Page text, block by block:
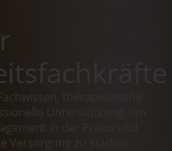
therapeutische
Unterstützung, um
in der Praxis und
Versorgung zu stärken.